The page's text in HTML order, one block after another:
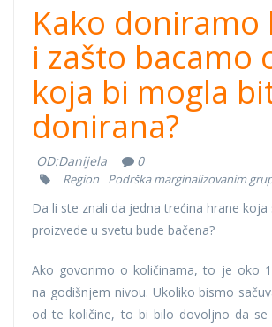
Kako doniramo
i zašto bacamo
koja bi mogla
donirana?
OD:Danijela 0
Region Podrška marginalizovanim
Da li ste znali da jedna trećina hrane koja
proizvede u svetu bude bačena?
Ako govorimo o količinama, to je oko
na godišnjem nivou. Ukoliko bismo
od te količine, to bi bilo dovoljno da se